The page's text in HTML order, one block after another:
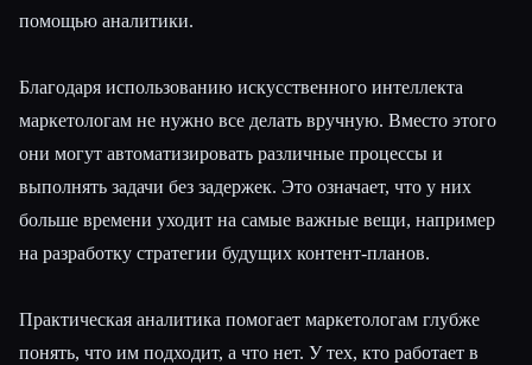
помощью аналитики.
Благодаря использованию искусственного интеллекта
маркетологам не нужно все делать вручную. Вместо этого
они могут автоматизировать различные процессы и
выполнять задачи без задержек. Это означает, что у них
больше времени уходит на самые важные вещи, например
на разработку стратегии будущих контент-планов.
Практическая аналитика помогает маркетологам глубже
понять, что им подходит, а что нет. У тех, кто работает в